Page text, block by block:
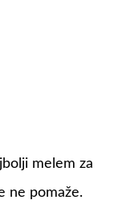
melem za
ne pomaže.